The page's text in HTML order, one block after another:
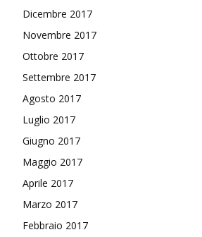
Dicembre 2017
Novembre 2017
Ottobre 2017
Settembre 2017
Agosto 2017
Luglio 2017
Giugno 2017
Maggio 2017
Aprile 2017
Marzo 2017
Febbraio 2017